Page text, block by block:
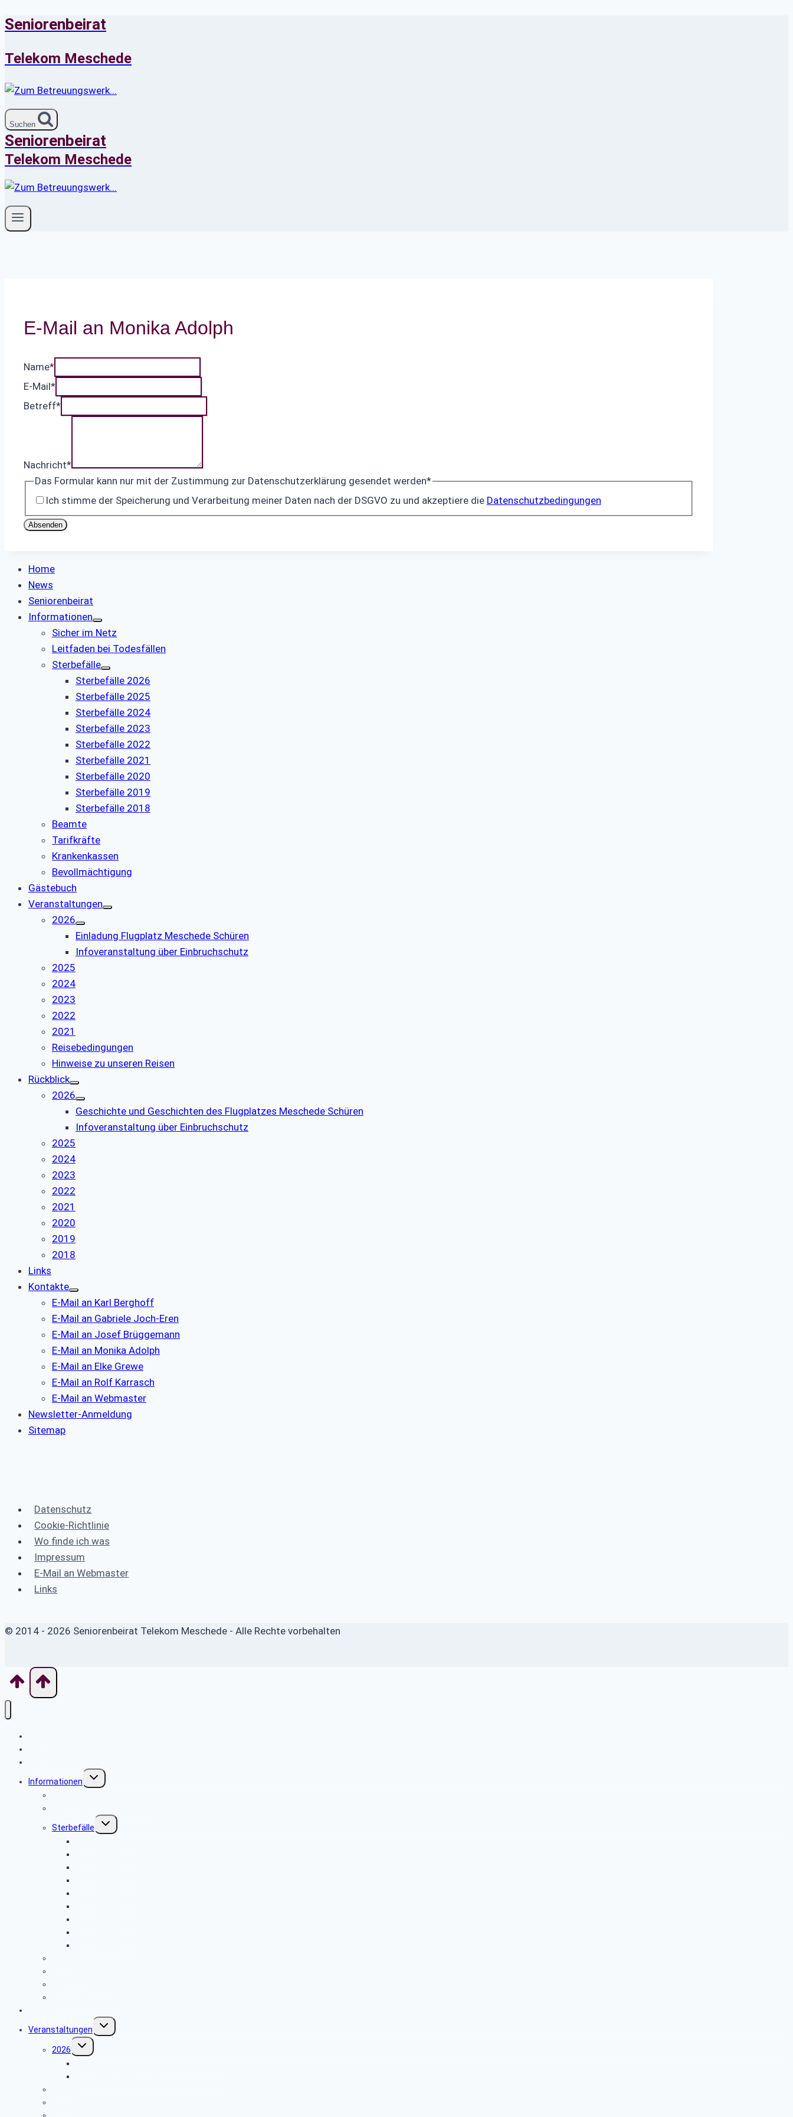
Zum
springen
Seniorenbeirat
Telekom Meschede
Suchen
Seniorenbeirat
Telekom Meschede
E-Mail an Monika Adolph
Name*
E-Mail*
Betreff*
Nachricht*
Das Formular kann nur mit der Zustimmung zur Datenschutzerklärung gesendet werden*
Ich stimme der Speicherung und Verarbeitung meiner Daten nach der DSGVO zu und akzeptiere die Datenschutzbedingungen
Absenden
Home
News
Seniorenbeirat
Informationen
Sicher im Netz
Leitfaden bei Todesfällen
Sterbefälle
Sterbefälle 2026
Sterbefälle 2025
Sterbefälle 2024
Sterbefälle 2023
Sterbefälle 2022
Sterbefälle 2021
Sterbefälle 2020
Sterbefälle 2019
Sterbefälle 2018
Beamte
Tarifkräfte
Krankenkassen
Bevollmächtigung
Gästebuch
Veranstaltungen
2026
Einladung Flugplatz Meschede Schüren
Infoveranstaltung über Einbruchschutz
2025
2024
2023
2022
2021
Reisebedingungen
Hinweise zu unseren Reisen
Rückblick
2026
Geschichte und Geschichten des Flugplatzes Meschede Schüren
Infoveranstaltung über Einbruchschutz
2025
2024
2023
2022
2021
2020
2019
2018
Links
Kontakte
E-Mail an Karl Berghoff
E-Mail an Gabriele Joch-Eren
E-Mail an Josef Brüggemann
E-Mail an Monika Adolph
E-Mail an Elke Grewe
E-Mail an Rolf Karrasch
E-Mail an Webmaster
Newsletter-Anmeldung
Sitemap
Datenschutz
Cookie-Richtlinie
Wo finde ich was
Impressum
E-Mail an Webmaster
Links
© 2014 - 2026 Seniorenbeirat Telekom Meschede - Alle Rechte vorbehalten
Informationen
Untermenü
umschalten
Sterbefälle
Untermenü
umschalten
Veranstaltungen
Untermenü
umschalten
2026
Untermenü
umschalten